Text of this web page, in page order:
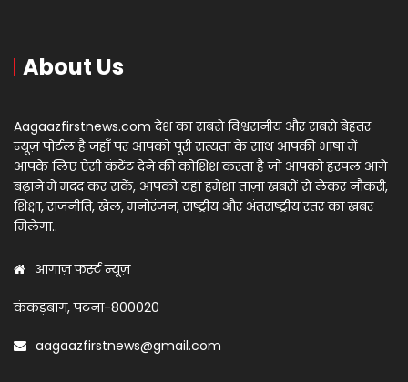
About Us
Aagaazfirstnews.com देश का सबसे विश्वसनीय और सबसे बेहतर
न्यूज़ पोर्टल है जहाँ पर आपको पूरी सत्यता के साथ आपकी भाषा में
आपके लिए ऐसी कंटेंट देने की कोशिश करता है जो आपको हरपल आगे
बढ़ाने में मदद कर सकें, आपको यहां हमेशा ताज़ा खबरों से लेकर नौकरी,
शिक्षा, राजनीति, खेल, मनोरंजन, राष्ट्रीय और अंतराष्ट्रीय स्तर का खबर
मिलेगा..
आगाज़ फर्स्ट न्यूज़
कंकड़बाग, पटना-800020
aagaazfirstnews@gmail.com